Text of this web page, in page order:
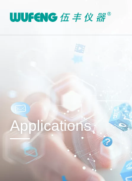
Applications